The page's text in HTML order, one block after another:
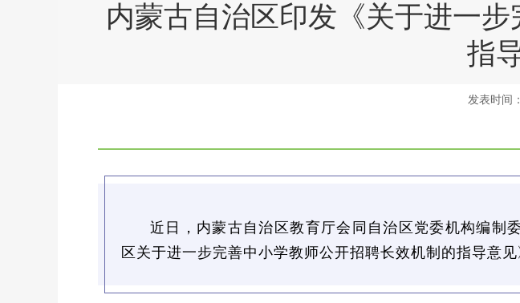
内蒙古自治区印发《关于进一
指
发表时间
近日，内蒙古自治区教育厅会同自治区党委机构编制
区关于进一步完善中小学教师公开招聘长效机制的指导意